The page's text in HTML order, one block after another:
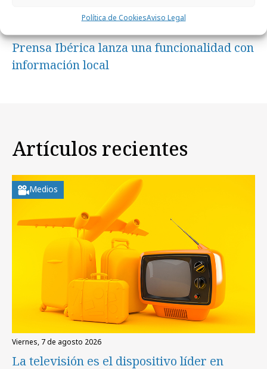
Política de CookiesAviso Legal
Prensa Ibérica lanza una funcionalidad con
información local
Artículos recientes
Medios
viernes, 7 de agosto 2026
La televisión es el dispositivo líder en